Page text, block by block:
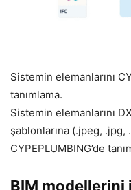
Sistemin elemanlarını
tanımlama.
Sistemin elemanlarını
şablonlarına (.jpeg, .jpg,
CYPEPLUMBING’de
BIM modellerini